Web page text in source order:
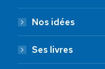
Nos idées
Ses livres